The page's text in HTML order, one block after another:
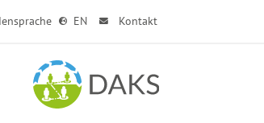
EN Kontakt